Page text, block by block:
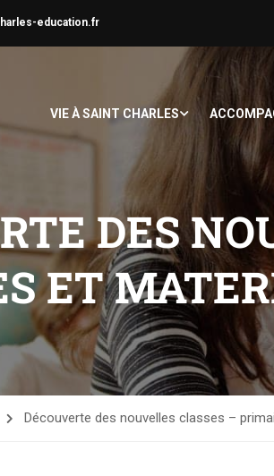
education.fr
VIE À SAINT CHARLES
DES
ET
Découverte des nouvelles classes –